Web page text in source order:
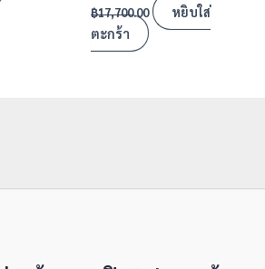
฿17,700.00
หยิบใส่
ตะกร้า